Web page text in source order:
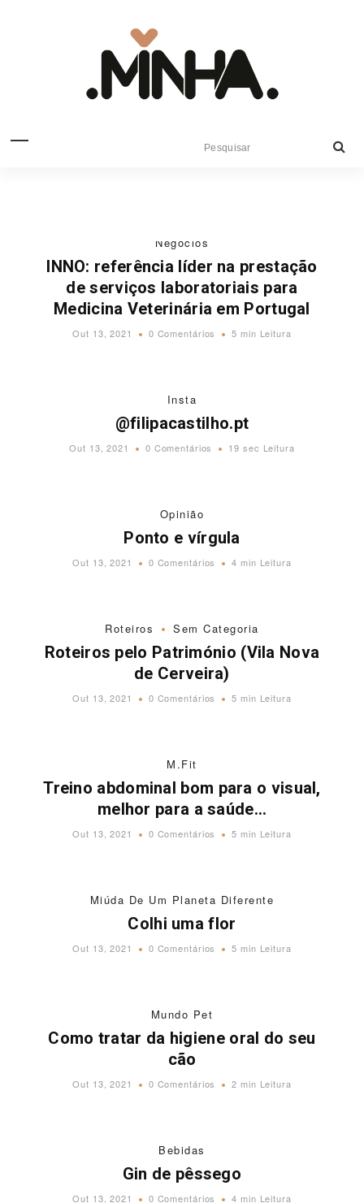
Negócios
INNO: referência líder na prestação
de serviços laboratoriais para
Medicina Veterinária em Portugal
Out 13, 2021 0 Comentários 5 min Leitura
Insta
@filipacastilho.pt
Out 13, 2021 0 Comentários 19 sec Leitura
Opinião
Ponto e vírgula
Out 13, 2021 0 Comentários 4 min Leitura
Roteiros Sem Categoria
Roteiros pelo Património (Vila Nova
de Cerveira)
Out 13, 2021 0 Comentários 5 min Leitura
M.Fit
Treino abdominal bom para o visual,
melhor para a saúde…
Out 13, 2021 0 Comentários 5 min Leitura
Miúda De Um Planeta Diferente
Colhi uma flor
Out 13, 2021 0 Comentários 5 min Leitura
Mundo Pet
Como tratar da higiene oral do seu
cão
Out 13, 2021 0 Comentários 2 min Leitura
Bebidas
Gin de pêssego
Out 13, 2021 0 Comentários 4 min Leitura